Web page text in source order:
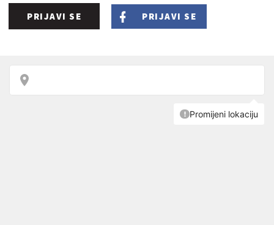
PRIJAVI SE PRIJAVI SE